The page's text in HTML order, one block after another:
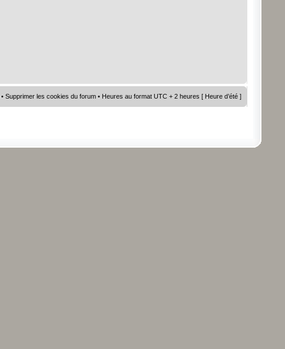
•Supprimer les cookies du forum • Heures au format UTC + 2 heures [ Heure d’été ]